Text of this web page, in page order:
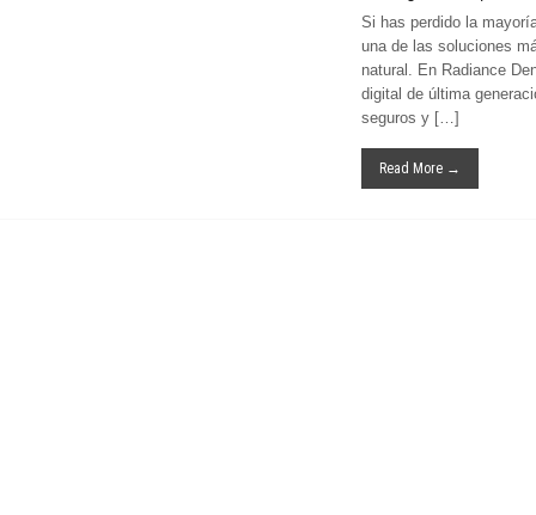
Si has perdido la
una de las soluciones
natural. En Radiance
digital de última
seguros y […]
Read More →